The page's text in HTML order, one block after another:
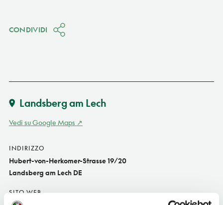
CONDIVIDI
Landsberg am Lech
Vedi su Google Maps
INDIRIZZO
Hubert-von-Herkomer-Strasse 19/20
Landsberg am Lech DE
SITO WEB